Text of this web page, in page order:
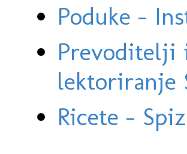
Poduke -
lektoriranje
Ricete -